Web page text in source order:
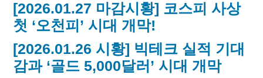
[2026.01.27 마감시황] 코스피 사상
첫 ‘오천피’ 시대 개막!
[2026.01.26 시황] 빅테크 실적 기대
감과 ‘골드 5,000달러’ 시대 개막